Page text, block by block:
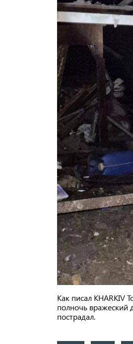
Как писал KHARKIV
полночь вражеский
пострадал.